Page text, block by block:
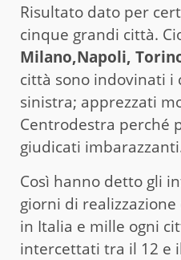
Risultato dato per
cinque grandi città.
Milano,Napoli,
città sono indovinati
sinistra; apprezzati
Centrodestra perché
giudicati
Così hanno detto gli
giorni di realizzazione
in Italia e mille ogni
intercettati tra il 12 e